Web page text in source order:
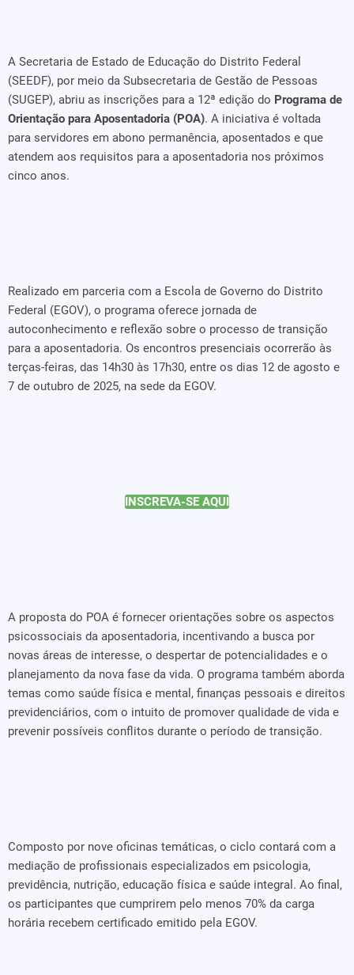
A Secretaria de Estado de Educação do Distrito Federal
(SEEDF), por meio da Subsecretaria de Gestão de Pessoas
(SUGEP), abriu as inscrições para a 12ª edição do Programa de
Orientação para Aposentadoria (POA). A iniciativa é voltada
para servidores em abono permanência, aposentados e que
atendem aos requisitos para a aposentadoria nos próximos
cinco anos.
Realizado em parceria com a Escola de Governo do Distrito
Federal (EGOV), o programa oferece jornada de
autoconhecimento e reflexão sobre o processo de transição
para a aposentadoria. Os encontros presenciais ocorrerão às
terças-feiras, das 14h30 às 17h30, entre os dias 12 de agosto e
7 de outubro de 2025, na sede da EGOV.
INSCREVA-SE AQUI
A proposta do POA é fornecer orientações sobre os aspectos
psicossociais da aposentadoria, incentivando a busca por
novas áreas de interesse, o despertar de potencialidades e o
planejamento da nova fase da vida. O programa também aborda
temas como saúde física e mental, finanças pessoais e direitos
previdenciários, com o intuito de promover qualidade de vida e
prevenir possíveis conflitos durante o período de transição.
Composto por nove oficinas temáticas, o ciclo contará com a
mediação de profissionais especializados em psicologia,
previdência, nutrição, educação física e saúde integral. Ao final,
os participantes que cumprirem pelo menos 70% da carga
horária recebem certificado emitido pela EGOV.